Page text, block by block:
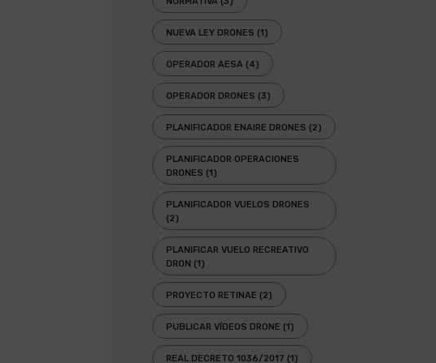
NUEVA LEY DRONES (1)
OPERADOR AESA (4)
OPERADOR DRONES (3)
PLANIFICADOR ENAIRE DRONES (2)
PLANIFICADOR OPERACIONES
DRONES (1)
PLANIFICADOR VUELOS DRONES
(2)
PLANIFICAR VUELO RECREATIVO
DRON (1)
PROYECTO RETINAE (2)
PUBLICAR VÍDEOS DRONE (1)
REAL DECRETO 1036/2017 (1)